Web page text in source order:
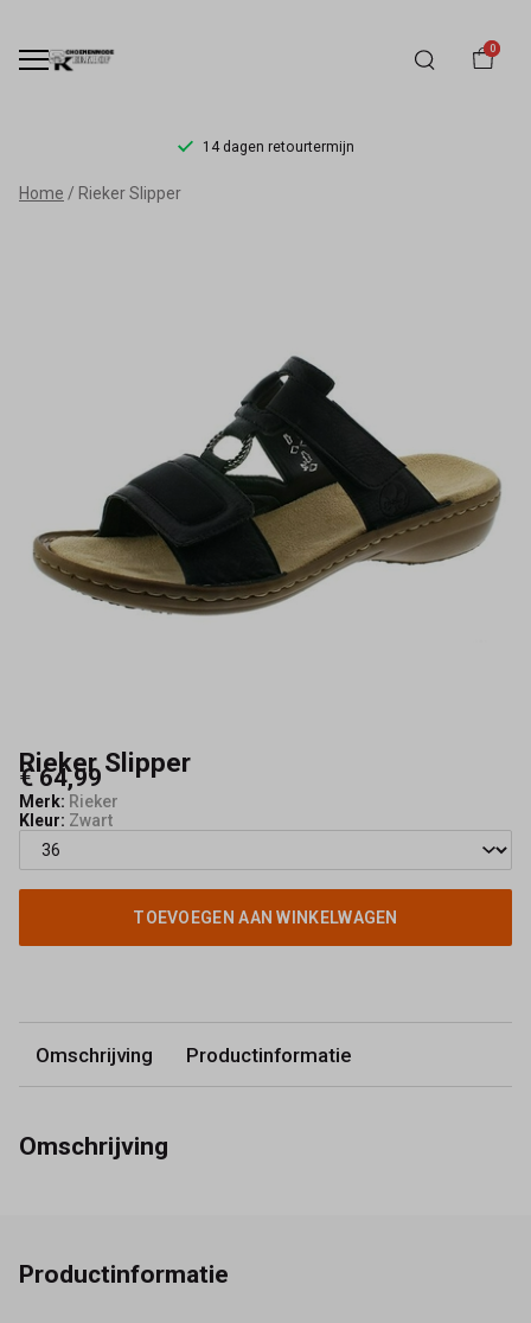
0
14 dagen retourtermijn
Rieker
Home Rieker Slipper
Rieker Slipper
€ 64,99
Merk: Rieker
Kleur: Zwart
TOEVOEGEN AAN WINKELWAGEN
Omschrijving Productinformatie
Omschrijving
Productinformatie